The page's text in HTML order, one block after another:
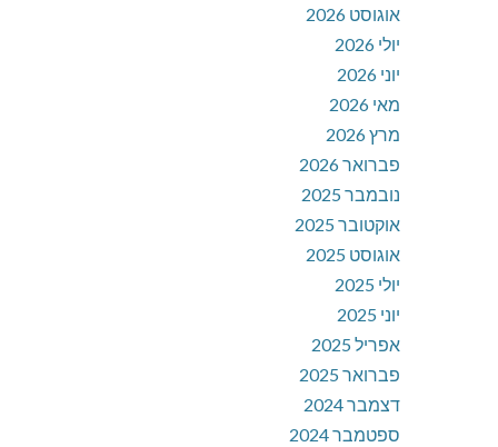
אוגוסט 2026
יולי 2026
יוני 2026
מאי 2026
מרץ 2026
פברואר 2026
נובמבר 2025
אוקטובר 2025
אוגוסט 2025
יולי 2025
יוני 2025
אפריל 2025
פברואר 2025
דצמבר 2024
ספטמבר 2024